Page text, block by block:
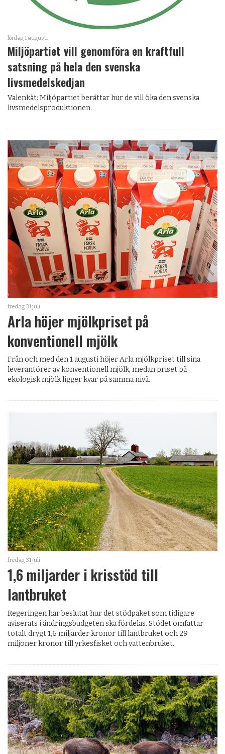
lördag 1 augusti
Miljöpartiet vill genomföra en kraftfull
satsning på hela den svenska
livsmedelskedjan
Valenkät: Miljöpartiet berättar hur de vill öka den svenska
livsmedelsproduktionen.
fredag 31 juli
Arla höjer mjölkpriset på
konventionell mjölk
Från och med den 1 augusti höjer Arla mjölkpriset till sina
leverantörer av konventionell mjölk, medan priset på
ekologisk mjölk ligger kvar på samma nivå.
fredag 31 juli
1,6 miljarder i krisstöd till
lantbruket
Regeringen har beslutat hur det stödpaket som tidigare
aviserats i ändringsbudgeten ska fördelas. Stödet omfattar
totalt drygt 1,6 miljarder kronor till lantbruket och 29
miljoner kronor till yrkesfisket och vattenbruket.